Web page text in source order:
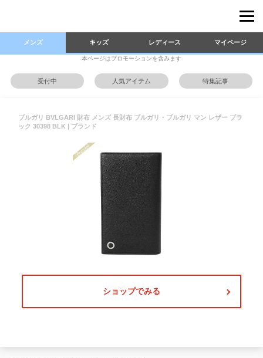
メンズ キッズ レディース マイページ
本ページはプロモーションを含みます
受付中 人気アイテム 特集記事
ブルガリ BVLGARI 財布 メンズ 長財布 ブルガリ・ブルガリ マン レザー ブラ
ック 30398 BLK | ブランド
ショップでみる